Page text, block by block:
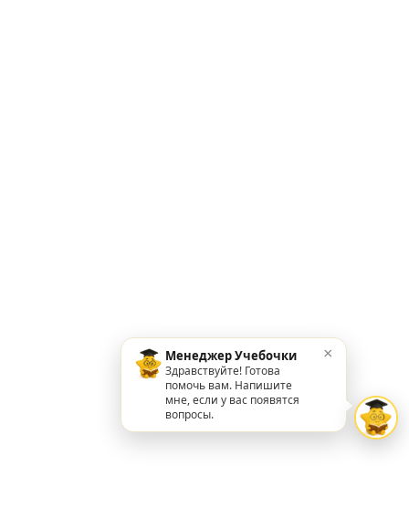
Менеджер Учебочки
Здравствуйте! Готова
помочь вам. Напишите
мне, если у вас появятся
вопросы.
×